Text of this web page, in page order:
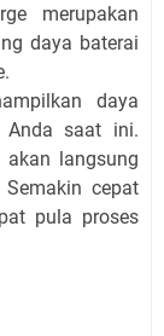
merupakan
daya baterai
daya
Anda saat ini.
akan langsung
cepat
pula proses